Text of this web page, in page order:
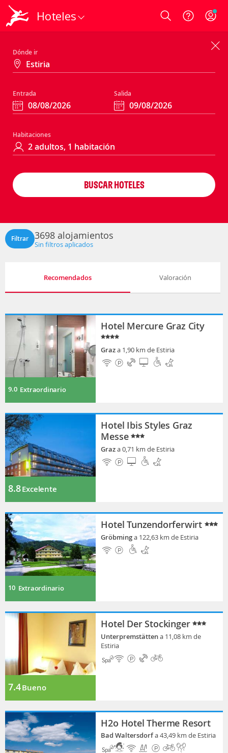
Hoteles Login
Dónde ir
Entrada Salida
Habitaciones
BUSCAR HOTELES
Filtrar 3698 alojamientos
Sin filtros aplicados
Recomendados Valoración
9.0 Extraordinario
Hotel Mercure Graz City
Graza 1,90 km de Estiria
8.8Excelente
Hotel Ibis Styles Graz
Messe
Graza 0,71 km de Estiria
10 Extraordinario
Hotel Tunzendorferwirt
Gröbminga 122,63 km de Estiria
7.4Bueno
Hotel Der Stockinger
Unterpremstättena 11,08 km de
Estiria
H2o Hotel Therme Resort
Bad Waltersdorfa 43,49 km de Estiria